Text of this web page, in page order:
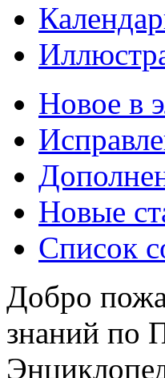
Новое в
Новые
Список
Добро
знаний по